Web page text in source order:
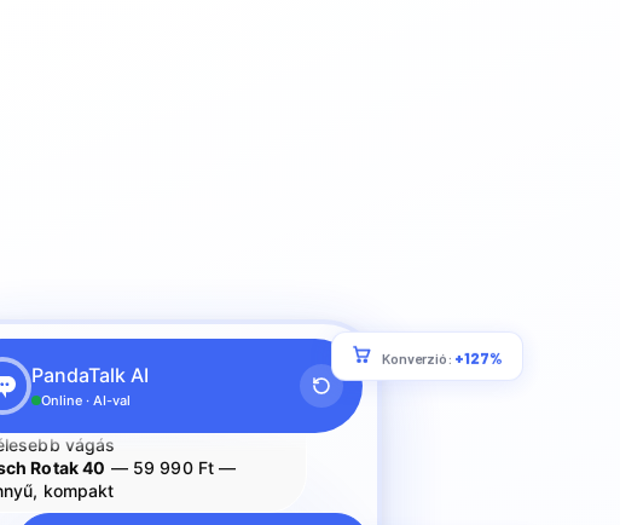
Konverzió: +127%
PandaTalk AI
Online · AI-val
ELM4620
ár/érték
ELM4621— 74 990 Ft —
vágás
Rotak 40
kompakt
Tetőcserepet keresek, Terran
termékeket néznék